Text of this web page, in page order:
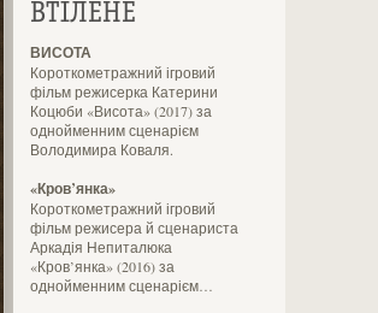
ВТІЛЕНЕ
ВИСОТА
Короткометражний ігровий
фільм режисерка Катерини
Коцюби «Висота» (2017) за
однойменним сценарієм
Володимира Коваля.
«Кров’янка»
Короткометражний ігровий
фільм режисера й сценариста
Аркадія Непиталюка
«Кров’янка» (2016) за
однойменним сценарієм…